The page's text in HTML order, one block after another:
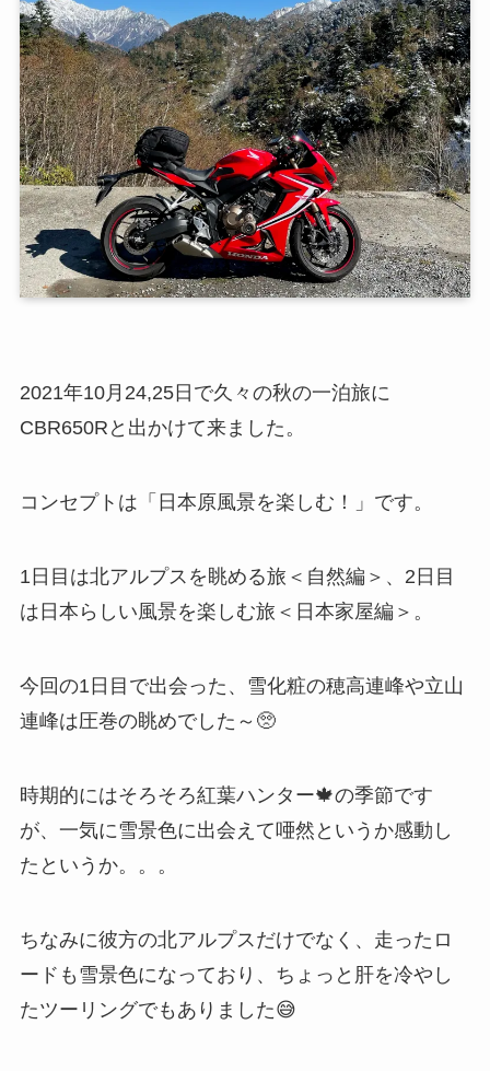
2021年10月24,25日で久々の秋の一泊旅に
CBR650Rと出かけて来ました。
コンセプトは「日本原風景を楽しむ！」です。
1日目は北アルプスを眺める旅＜自然編＞、2日目
は日本らしい風景を楽しむ旅＜日本家屋編＞。
今回の1日目で出会った、雪化粧の穂高連峰や立山
連峰は圧巻の眺めでした～🥺
時期的にはそろそろ紅葉ハンター🍁の季節です
が、一気に雪景色に出会えて唖然というか感動し
たというか。。。
ちなみに彼方の北アルプスだけでなく、走ったロ
ードも雪景色になっており、ちょっと肝を冷やし
たツーリングでもありました😅